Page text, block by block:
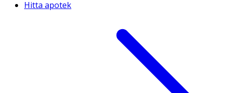
Hitta apotek